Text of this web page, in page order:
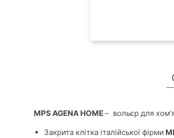
MPS AGENA HOME– вольєр для
Закрита клітка італійської фірми